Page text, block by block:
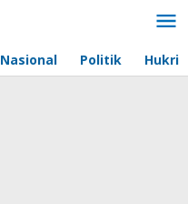
Nasional Politik